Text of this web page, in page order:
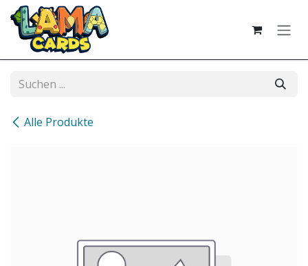
Zum Inhalt springen
Alle Produkte